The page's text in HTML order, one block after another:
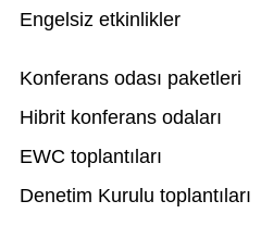
Engelsiz etkinlikler
Konferans odası paketleri
Hibrit konferans odaları
EWC toplantıları
Denetim Kurulu toplantıları